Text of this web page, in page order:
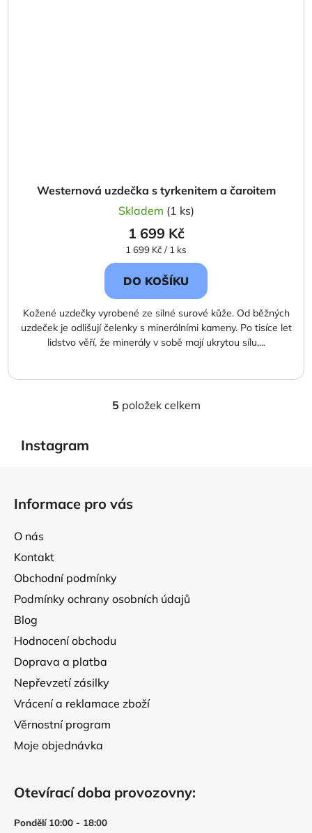
Westernová uzdečka s tyrkenitem a čaroitem
Skladem (1 ks)
1 699 Kč
Měrná
cena:
1 699 Kč / 1 ks
DO KOŠÍKU
Kožené uzdečky vyrobené ze silné surové kůže. Od běžných
uzdeček je odlišují čelenky s minerálními kameny. Po tisíce let
lidstvo věří, že minerály v sobě mají ukrytou sílu,...
O
y
5 položek celkem
Instagram
Informace pro vás
O nás
Kontakt
Obchodní podmínky
Podmínky ochrany osobních údajů
Blog
Hodnocení obchodu
Doprava a platba
Nepřevzetí zásilky
Vrácení a reklamace zboží
Věrnostní program
Moje objednávka
Otevírací doba provozovny:
Pondělí 10:00 - 18:00